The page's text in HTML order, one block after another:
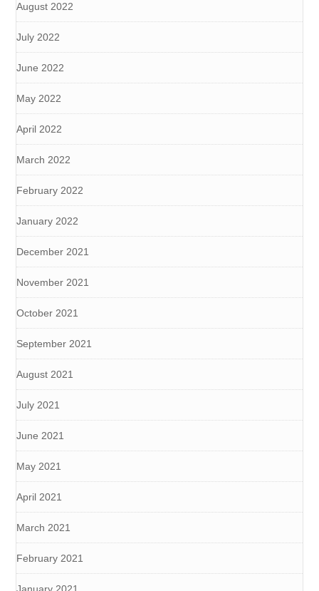
August 2022
July 2022
June 2022
May 2022
April 2022
March 2022
February 2022
January 2022
December 2021
November 2021
October 2021
September 2021
August 2021
July 2021
June 2021
May 2021
April 2021
March 2021
February 2021